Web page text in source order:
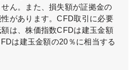
ん。また、損失額が証拠金の
があります。CFD取引に必要
は、株価指数CFDは建玉金額
は建玉金額の20％に相当する